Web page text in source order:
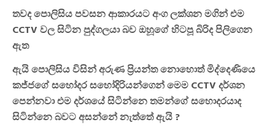
තවද පොලිසිය පවසන ආකාරයට අංග ලක්ශන මගින් එම
CCTV වල සිටින පුද්ගලයා බව ඔහූගේ හිටපූ බිරිද පිලිගෙන
ඇත
ඇයි පොලිසිය විසින් අරුණ ප්‍රියන්ත නොහොත් මිද්දෙණියෙ
කජ්ජගේ සහෝදර සහෝදිරියන්ගෙන් මෙම CCTV දර්ශන
පෙන්නවා එම දර්ශයේ සිටින්නෙ තමන්ගේ සහොදරයාද
සිටින්නෙ බවට අසන්නේ නැත්තේ ඇයි ?